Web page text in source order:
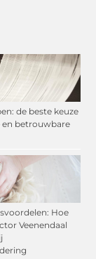
de beste keuze
en betrouwbare
Hoe
Veenendaal